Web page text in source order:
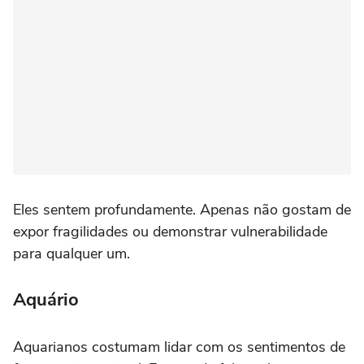
Eles sentem profundamente. Apenas não gostam de
expor fragilidades ou demonstrar vulnerabilidade
para qualquer um.
Aquário
Aquarianos costumam lidar com os sentimentos de